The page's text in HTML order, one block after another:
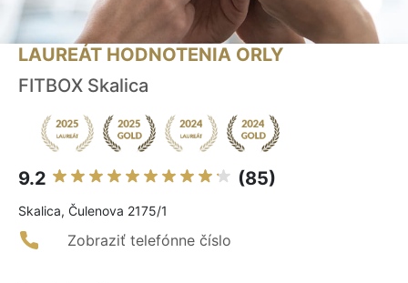
LAUREÁT HODNOTENIA ORLY
FITBOX Skalica
9.2 (85)
Skalica, Čulenova 2175/1
Zobraziť telefónne číslo